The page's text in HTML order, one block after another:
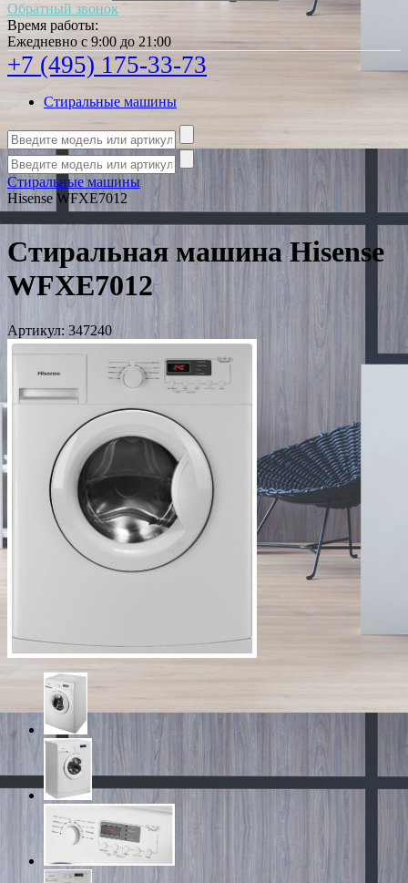
Обратный звонок
Время работы:
Ежедневно с 9:00 до 21:00
+7 (495) 175-33-73
Стиральные машины
Стиральные машины
Hisense WFXE7012
Стиральная машина Hisense
WFXE7012
Артикул: 347240